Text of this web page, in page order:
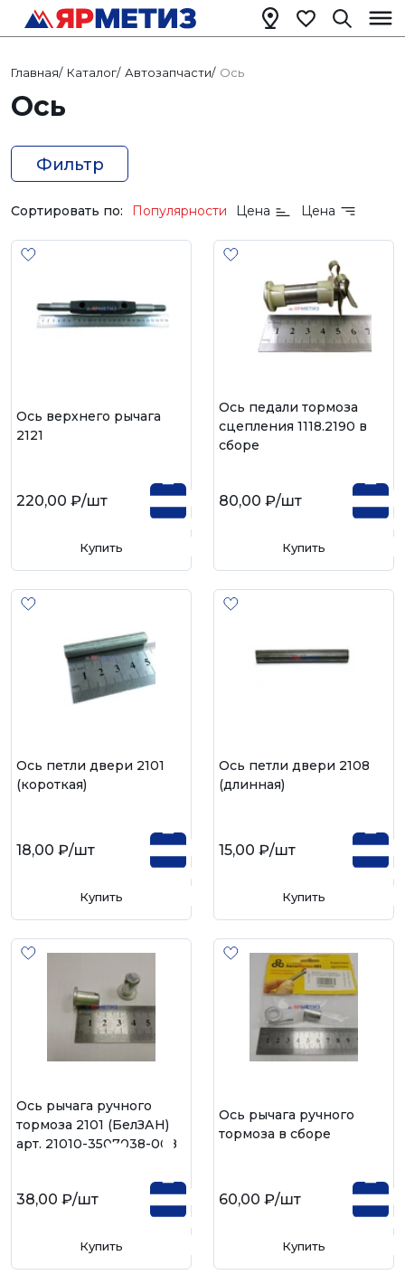
Главная/ Каталог/ Автозапчасти/ Ось
Ось
Фильтр
Сортировать по: Популярности Цена Цена
Ось верхнего рычага
2121
220,00 ₽/шт
Купить
Ось педали тормоза
сцепления 1118.2190 в
сборе
80,00 ₽/шт
Купить
Ось петли двери 2101
(короткая)
18,00 ₽/шт
Купить
Ось петли двери 2108
(длинная)
15,00 ₽/шт
Купить
Ось рычага ручного
тормоза 2101 (БелЗАН)
арт. 21010-3507038-008
38,00 ₽/шт
Купить
Ось рычага ручного
тормоза в сборе
60,00 ₽/шт
Купить